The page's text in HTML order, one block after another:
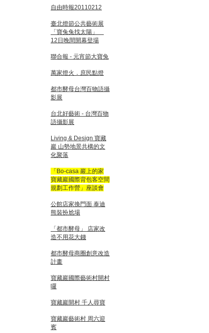
自由時報20110212
臺北燈節公共藝術展
「寶兔兔找太陽」
12日晚間開幕登場
聯合報 - 元宵節大寶兔
萬家燈火．庶民點燈
都市酵母台灣百物語攝
影展
台北好藝術 - 台灣百物
語攝影展
Living & Design 寶藏
巖 山勢地景共構的文
化聚落
「Bo-casa 巖上的家
寶藏巖國際背包客空間
規劃工作營」座談會
公館店家換門面 泰迪
熊裝扮尬場
「都市酵母」 店家改
造不用花大錢
都市酵母商圈創意改造
計畫
寶藏巖國際藝術村開村
囉
寶藏巖開村 千人尋寶
寶藏巖藝術村 周六迎
賓